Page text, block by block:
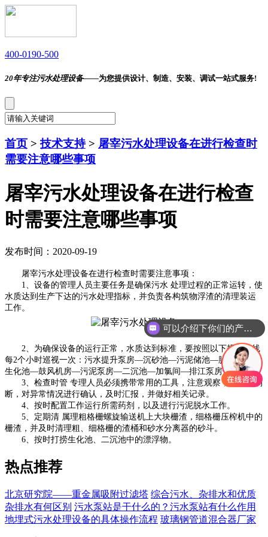
400-0190-500
20年专注污水处理设备——为您提供设计、制造、安装、调试一站式服务!
首页 >技术支持> 屠宰污水处理设备在进行检查时
需要注意哪些事项
屠宰污水处理设备在进行检查
时需要注意哪些事项
发布时间：2020-09-19
屠宰污水处理设备在进行检查时需要注意事项：
1、设备的管理人员主要任务是确保污水 处理过程的正常运转，使
水质达到生产下达的污水处理指标，并负责各构筑物浮渣的清理装运
工作。
2、为确保设备的运行正常，水质达到标准，要按照以下规定路线
每2个小时巡视一次：污水提升泵房—沉砂池—污泥储池—脱水机房—
生化池—鼓风机房—污泥泵房—二沉池—加氯间—排江泵房。
3、检查时管 专理人员必须携带常用的工具，注意观察，比做出判
断，对异常情况进行确认，及时汇报，并做好相关记录。
4、按时配置工作运行所需药剂，以及进行污泥脱水工作。
5、定期清 属理粗格栅螺旋输送机上大块栅渣，细格栅压榨机中的
栅渣，并及时清理粗、细格栅的渣桶和砂水分离器的砂斗。
6、按时打捞生化池、二沉池中的漂浮物。
热点推荐
北京研究院——重金属吸附过滤塔 综合污水、杂排水和优质
杂排水有何区别 污水泵站是干什么的？污水泵站有什么作用
地埋式污水处理设备的具体操作流程 玻璃钢管道混合器厂家
可以介绍下你们的产品么